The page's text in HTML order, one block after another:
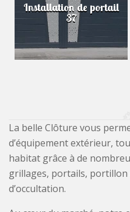
Installation de portail
37
La belle Clôture vous
d’équipement extérieur,
habitat grâce à de
grillages, portails, portillon
d’occultation.